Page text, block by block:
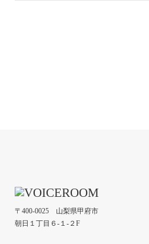
〒400-0025 山梨県甲府市
朝日１丁目６-１-２F